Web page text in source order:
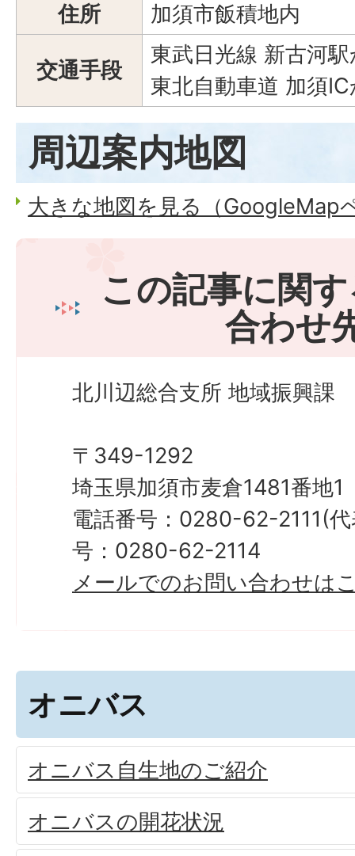
住所
加須市飯積地内
交通手段
東武日光線 新古河
東北自動車道 加須
周辺案内地図
大きな地図を見る（GoogleMap
この記事に関
合わせ
北川辺総合支所 地域振興課
〒349-1292
埼玉県加須市麦倉1481番地1
電話番号：0280-62-2111(
号：0280-62-2114
メールでのお問い合わせは
オニバス
オニバス自生地のご紹介
オニバスの開花状況